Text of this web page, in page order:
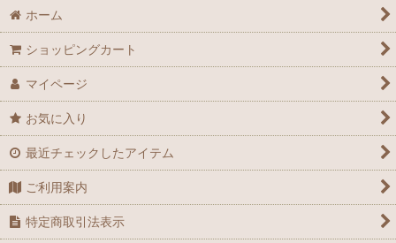
ホーム
ショッピングカート
マイページ
お気に入り
最近チェックしたアイテム
ご利用案内
特定商取引法表示